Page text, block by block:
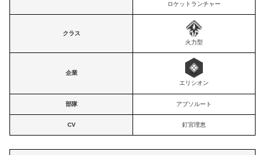
ロケットランチャー
クラス
火力型
企業
エリシオン
部隊 アブソルート
CV 釘宮理恵